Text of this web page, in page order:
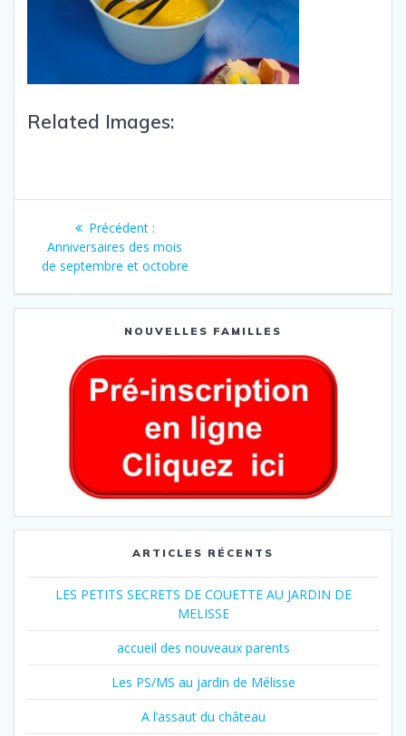
Related Images:
Précédent :
Anniversaires des mois
de septembre et octobre
NOUVELLES FAMILLES
ARTICLES RÉCENTS
LES PETITS SECRETS DE COUETTE AU JARDIN DE
MELISSE
accueil des nouveaux parents
Les PS/MS au jardin de Mélisse
A l’assaut du château